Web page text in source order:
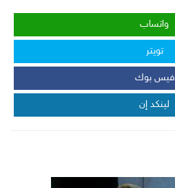
واتساب
تويتر
فيس بوك
لينكد إن